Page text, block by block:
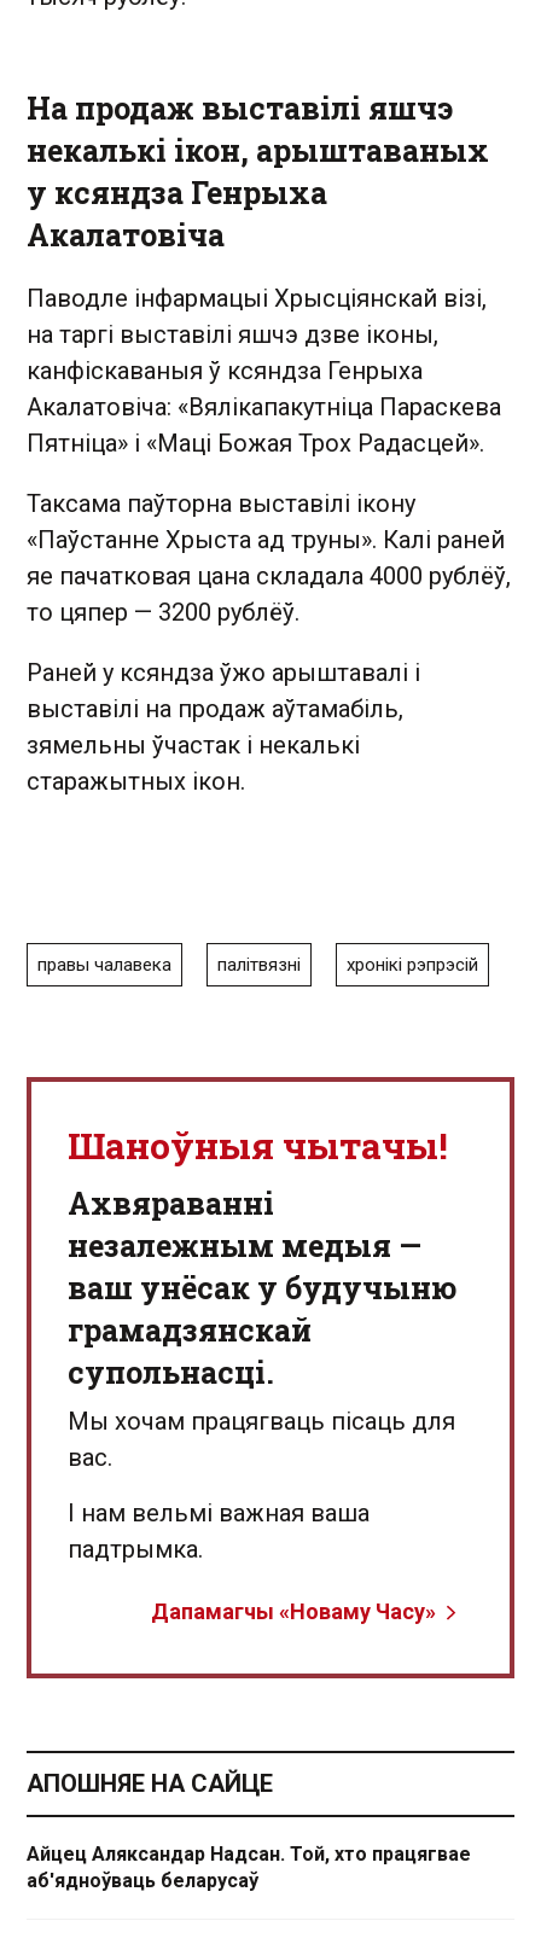
На продаж выставілі яшчэ
некалькі ікон, арыштаваных
у ксяндза Генрыха
Акалатовіча
Паводле інфармацыі Хрысціянскай візі,
на таргі выставілі яшчэ дзве іконы,
канфіскаваныя ў ксяндза Генрыха
Акалатовіча: «Вялікапакутніца Параскева
Пятніца» і «Маці Божая Трох Радасцей».
Таксама паўторна выставілі ікону
«Паўстанне Хрыста ад труны». Калі раней
яе пачатковая цана складала 4000 рублёў,
то цяпер — 3200 рублёў.
Раней у ксяндза ўжо арыштавалі і
выставілі на продаж аўтамабіль,
зямельны ўчастак і некалькі
старажытных ікон.
правы чалавека палітвязні хронікі рэпрэсій
Шаноўныя чытачы!
Aхвяраванні
незалежным медыя —
ваш унёсак у будучыню
грамадзянскай
супольнасці.
Мы хочам працягваць пісаць для
вас.
І нам вельмі важная ваша
падтрымка.
Дапамагчы «Новаму Часу»
АПОШНЯЕ НА САЙЦЕ
Айцец Аляксандар Надсан. Той, хто працягвае
аб'ядноўваць беларусаў